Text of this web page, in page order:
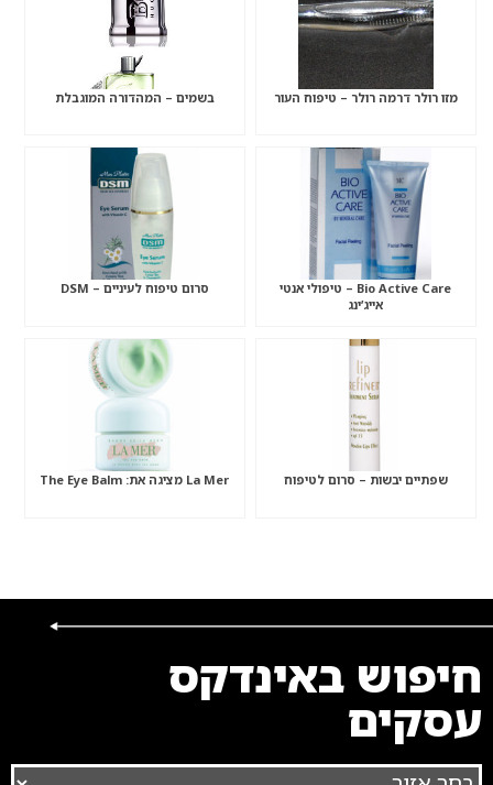
מזו רולר דרמה רולר – טיפוח העור בשמים – המהדורה המוגבלת
Bio Active Care – טיפולי אנטי
אייג’ינג
סרום טיפוח לעיניים – DSM
שפתיים יבשות – סרום לטיפוח La Mer מציגה את: The Eye Balm
חיפוש באינדקס
עסקים